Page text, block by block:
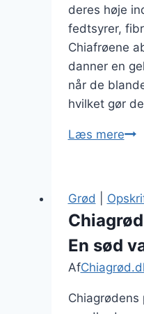
deres høje
fedtsyrer,
Chiafrøene
danner en
når de
hvilket gør
Læs mere
og
for
Grød
En sød
Af
Chiagrødens